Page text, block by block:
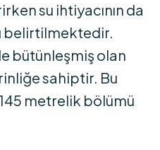
su ihtiyacının da
belirtilmektedir.
bütünleşmiş olan
sahiptir. Bu
metrelik bölümü